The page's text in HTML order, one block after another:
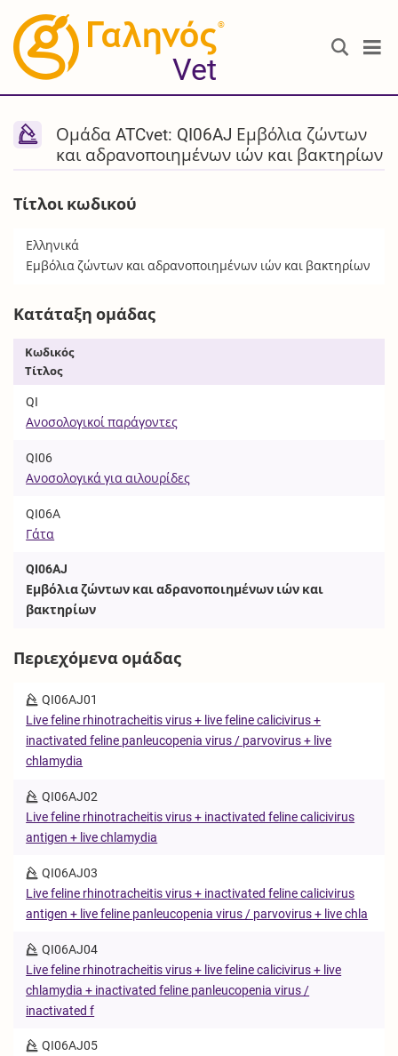
®
Vet
Ομάδα ATCvet: QI06AJ Εμβόλια ζώντων
και αδρανοποιημένων ιών και βακτηρίων
Τίτλοι κωδικού
Ελληνικά
Εμβόλια ζώντων και αδρανοποιημένων ιών και βακτηρίων
Κατάταξη ομάδας
Κωδικός
Τίτλος
QI
Ανοσολογικοί παράγοντες
QI06
Ανοσολογικά για αιλουρίδες
QI06A
Γάτα
QI06AJ
Εμβόλια ζώντων και αδρανοποιημένων ιών και
βακτηρίων
Περιεχόμενα ομάδας
QI06AJ01
Live feline rhinotracheitis virus + live feline calicivirus +
inactivated feline panleucopenia virus / parvovirus + live
chlamydia
QI06AJ02
Live feline rhinotracheitis virus + inactivated feline calicivirus
antigen + live chlamydia
QI06AJ03
Live feline rhinotracheitis virus + inactivated feline calicivirus
antigen + live feline panleucopenia virus / parvovirus + live chla
QI06AJ04
Live feline rhinotracheitis virus + live feline calicivirus + live
chlamydia + inactivated feline panleucopenia virus /
inactivated f
QI06AJ05